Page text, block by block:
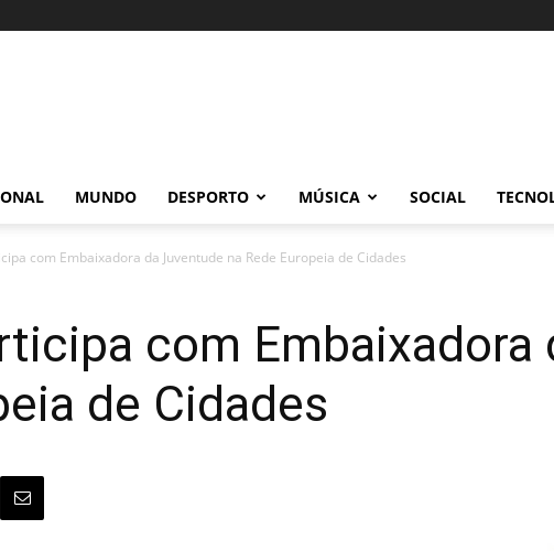
MUNDO DESPORTO MÚSICA SOCIAL
com Embaixadora da Juventude na Rede Europeia de Cidades
com Embaixadora
de Cidades